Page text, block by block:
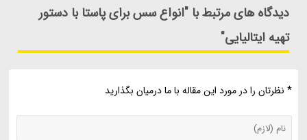
دیدگاه های مرتبط با "انواع سس برای پاستا با دستور
تهیه ایتالیایی"
* نظرتان را در مورد این مقاله با ما درمیان بگذارید